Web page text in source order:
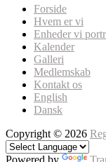
Forside
Hvem er vi
Enheder vi
Kalender
Galleri
Medlemskab
Kontakt os
English
Dansk
Copyright © 2026
Powered by